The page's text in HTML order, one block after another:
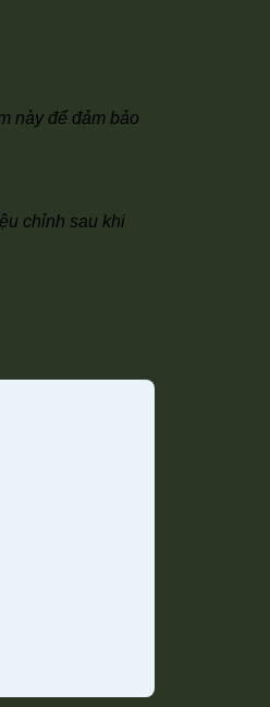
này để đảm bảo
chỉnh sau khi